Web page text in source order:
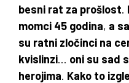
besni rat za prošlost.
momci 45 godina, a
su ratni zločinci na
kvislinzi… oni su sad
herojima. Kako to